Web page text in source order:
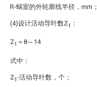
R-蜗室的外轮廓线半径，mm；
(4)设计活动导叶数Z1 ：
Z1 ＝8～14
式中：
Z1-活动导叶数，个；